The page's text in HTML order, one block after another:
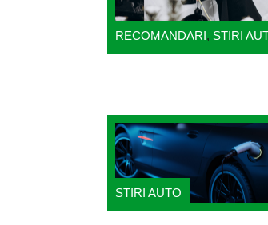
RECOMANDARI, STIRI
STIRI AUTO